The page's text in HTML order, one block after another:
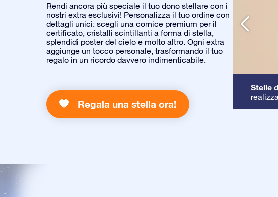
Rendi ancora più speciale il tuo dono stellare con i
nostri extra esclusivi! Personalizza il tuo ordine con
dettagli unici: scegli una cornice premium per il
certificato, cristalli scintillanti a forma di stella,
splendidi poster del cielo e molto altro. Ogni extra
aggiunge un tocco personale, trasformando il tuo
regalo in un ricordo davvero indimenticabile.
Regala una stella ora!
Stelle